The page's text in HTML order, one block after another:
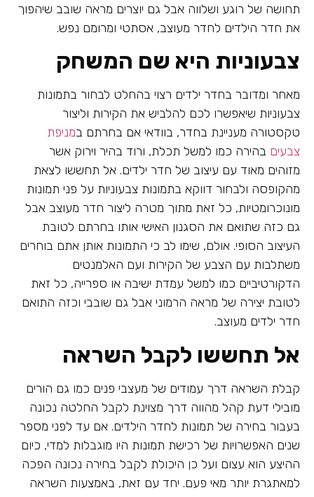
תחושה של רוגע ושלווה אבל גם יוצרים מראה שובב שיהפוך
את חדר הילדים לחדר מעוצב, אסתטי ומרומם נפש.
צבעוניות היא שם המשחק
מאחר ומדובר בחדר ילדים רצוי בהחלט לבחור בתמונות
צבעוניות שיאפשרו לכם להלביש את הקירות וליצור
טקסטורה מעניינת בחדר, בוודאי אם בחרתם במניפת
צבעים בהירה כמו למשל תכלת, ורוד בהיר וירוק אשר
מזוהים מאוד עם עיצוב של חדר ילדים. אל תחששו לצאת
מהקופסה ולבחור דווקא בתמונות צבעוניות על פני תמונות
מונוכרומטיות, כל זאת מתוך מטרה ליצור חדר מעוצב אבל
גם כזה שתואם את הסגנון האישי אותו בחרתם לטובת
העיצוב הסופי. אולם, שימו לב כי התמונות אותן אתם בוחרים
משתלבות עם הצבע של הקירות ועם האלמנטים
הדקורטיביים כמו למשל עמדת ישיבה או ספרייה, כל זאת
לטובת יצירה של מראה הרמוני אבל גם שובבי וכזה התואם
חדר ילדים מעוצב.
אל תחששו לקבל השראה
קבלת השראה דרך עמודים של מעצבי פנים כמו גם הורים
מובילי דעת קהל מהווה דרך מצוינת לקבל החלטה נכונה
בעבור בחירה של תמונות לחדר הילדים. אם עד לפני מספר
שנים האפשרויות של רכישת תמונות היו מוגבלות למדי, כיום
ההיצע הוא עצום ועל כן היכולת לקבל בחירה נכונה הפכה
למאתגרת יותר מאי פעם. יחד עם זאת, באמצעות השראה